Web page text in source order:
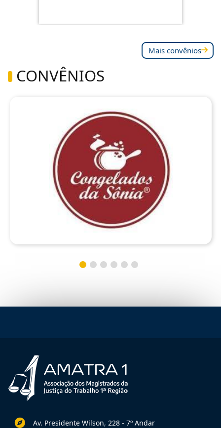
CONVÊNIOS
Mais convênios
Av. Presidente Wilson, 228 - 7º Andar